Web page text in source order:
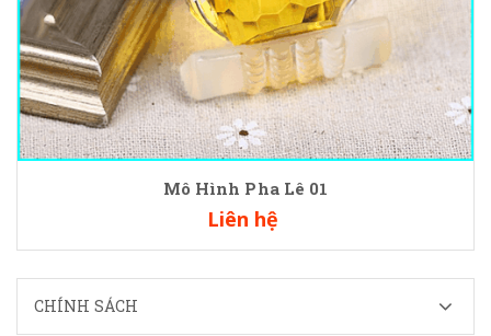
Mô Hình Pha Lê 01
Liên hệ
CHÍNH SÁCH